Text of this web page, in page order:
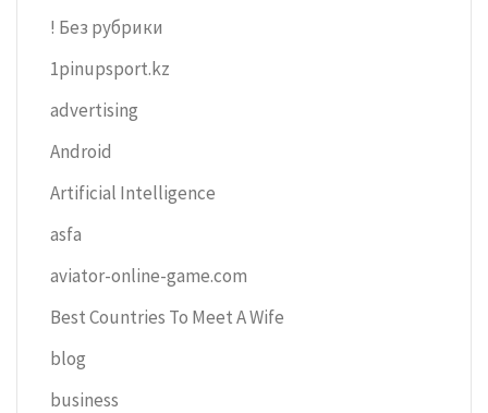
! Без рубрики
1pinupsport.kz
advertising
Android
Artificial Intelligence
asfa
aviator-online-game.com
Best Countries To Meet A Wife
blog
business